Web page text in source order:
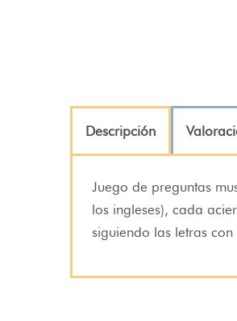
Descripción
Juego de preguntas
los ingleses), cada
siguiendo las letras con